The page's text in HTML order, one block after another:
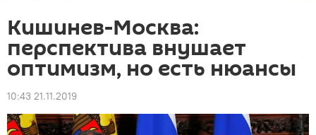
Кишинев-Москва:
перспектива внушает
оптимизм, но есть нюансы
10:43 21.11.2019